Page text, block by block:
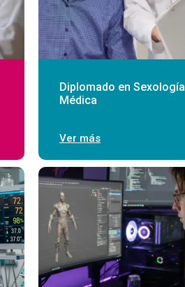
Diplomado en Sexología
Médica
Ver más